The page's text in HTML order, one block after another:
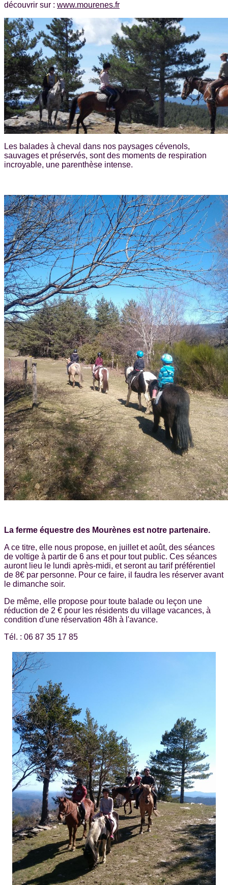
découvrir sur : www.mourenes.fr
Les balades à cheval dans nos paysages cévenols,
sauvages et préservés, sont des moments de respiration
incroyable, une parenthèse intense.
La ferme équestre des Mourènes est notre partenaire.
A ce titre, elle nous propose, en juillet et août, des séances
de voltige à partir de 6 ans et pour tout public. Ces séances
auront lieu le lundi après-midi, et seront au tarif préférentiel
de 8€ par personne. Pour ce faire, il faudra les réserver avant
le dimanche soir.
De même, elle propose pour toute balade ou leçon une
réduction de 2 € pour les résidents du village vacances, à
condition d'une réservation 48h à l'avance.
Tél. : 06 87 35 17 85